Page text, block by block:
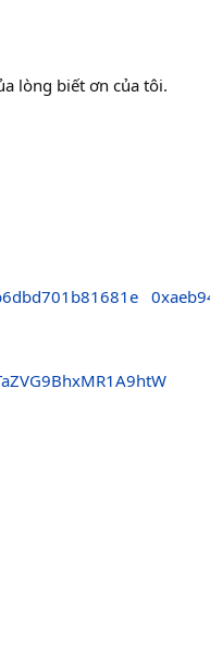
lòng biết ơn của tôi.